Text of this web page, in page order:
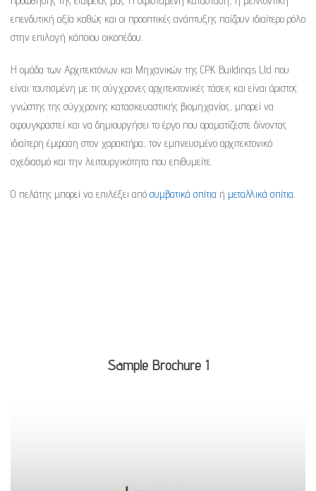
επενδυτική αξία καθώς και οι προοπτικές ανάπτυξης παίζουν ιδιαίτερο ρόλο
στην επιλογή κάποιου οικοπέδου.
Η ομάδα των Αρχιτεκτόνων και Μηχανικών της CPK Buildings Ltd που
είναι ταυτισμένη με τις σύγχρονες αρχιτεκτονικές τάσεις και είναι άριστος
γνώστης της σύγχρονης κατασκευαστικής βιομηχανίας, μπορεί να
αφουγκραστεί και να δημιουργήσει το έργο που οραματίζεστε δίνοντας
ιδιαίτερη έμφαση στον χαρακτήρα, τον εμπνευσμένο αρχιτεκτονικό
σχεδιασμό και την λειτουργικότητα που επιθυμείτε.
Ο πελάτης μπορεί να επιλέξει από συμβατικά σπίτια ή μεταλλικά σπίτια.
Sample Brochure 1